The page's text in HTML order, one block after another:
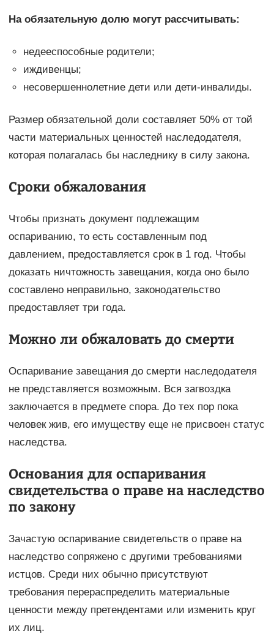
На обязательную долю могут рассчитывать:
недееспособные родители;
иждивенцы;
несовершеннолетние дети или дети-инвалиды.
Размер обязательной доли составляет 50% от той
части материальных ценностей наследодателя,
которая полагалась бы наследнику в силу закона.
Сроки обжалования
Чтобы признать документ подлежащим
оспариванию, то есть составленным под
давлением, предоставляется срок в 1 год. Чтобы
доказать ничтожность завещания, когда оно было
составлено неправильно, законодательство
предоставляет три года.
Можно ли обжаловать до смерти
Оспаривание завещания до смерти наследодателя
не представляется возможным. Вся загвоздка
заключается в предмете спора. До тех пор пока
человек жив, его имуществу еще не присвоен статус
наследства.
Основания для оспаривания
свидетельства о праве на наследство
по закону
Зачастую оспаривание свидетельств о праве на
наследство сопряжено с другими требованиями
истцов. Среди них обычно присутствуют
требования перераспределить материальные
ценности между претендентами или изменить круг
их лиц.